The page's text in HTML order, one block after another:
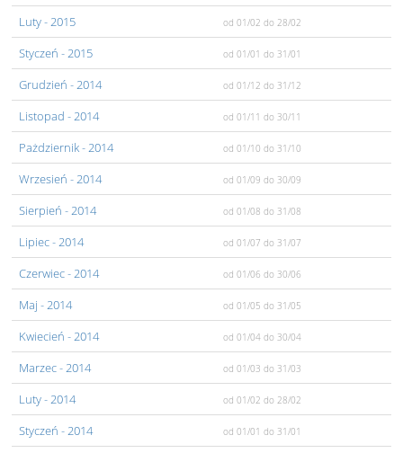
Luty- 2015 od 01/02 do 28/02
Styczeń - 2015 od 01/01 do 31/01
Grudzień - 2014 od 01/12 do 31/12
Listopad - 2014 od 01/11 do 30/11
Pażdziernik- 2014 od 01/10 do 31/10
Wrzesień - 2014 od 01/09 do 30/09
Sierpień - 2014 od 01/08 do 31/08
Lipiec- 2014 od 01/07 do 31/07
Czerwiec- 2014 od 01/06 do 30/06
Maj - 2014 od 01/05 do 31/05
Kwiecień - 2014 od 01/04 do 30/04
Marzec- 2014 od 01/03 do 31/03
Luty- 2014 od 01/02 do 28/02
Styczeń - 2014 od 01/01 do 31/01